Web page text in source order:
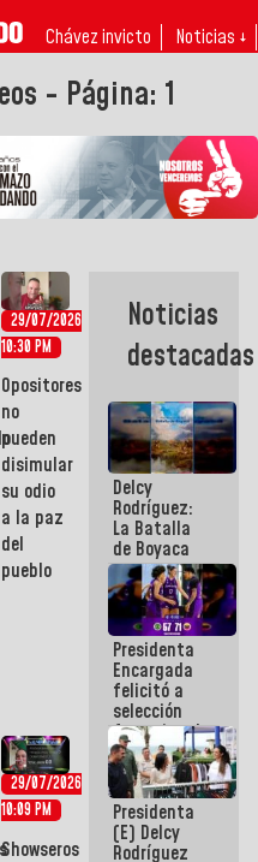
Chávez invicto Noticias ↓
- Página: 1
29/07/2026
10:30 PM
Opositores
no
pueden
disimular
su odio
a la paz
del
pueblo
29/07/2026
10:09 PM
Showseros
Noticias
destacadas
Delcy
Rodríguez:
La Batalla
de Boyaca
representa
un capítulo
decisivo en
la gesta
emancipadora
de nuestra
América
Presidenta
Encargada
felicitó a
selección
femenina de
baloncesto
por su
clasificación
a la
AmeriCup
2027
Presidenta
(E) Delcy
Rodríguez